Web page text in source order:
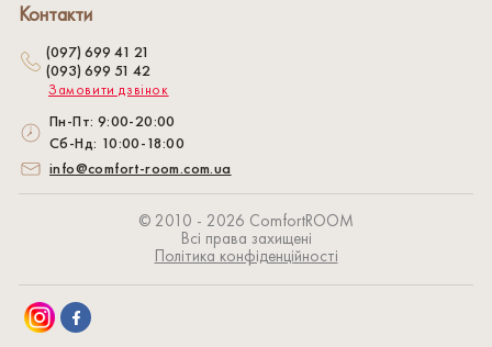
© 2010 - 2026 СomfortROOM
Всі права захищені
Політика конфіденційності
Контакти
(097) 699 41 21
(093) 699 51 42
Замовити дзвінок
Пн-Пт: 9:00-20:00
Сб-Нд: 10:00-18:00
info@comfort-room.com.ua